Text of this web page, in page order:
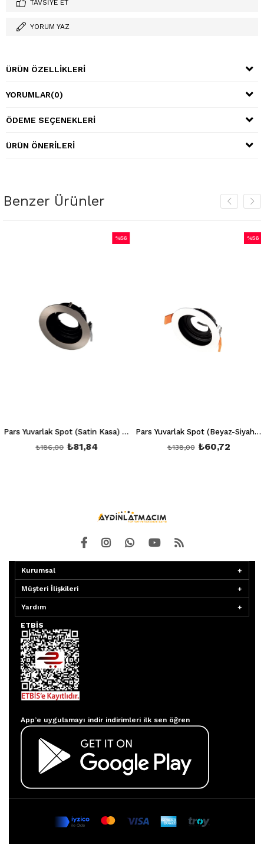
TAVSIYE ET
YORUM YAZ
ÜRÜN ÖZELLIKLERI
YORUMLAR(0)
ÖDEME SEÇENEKLERI
ÜRÜN ÖNERILERI
Benzer Ürünler
Pars Yuvarlak Spot (Satin Kasa) Ct 5220 (Ampul ve Duy Hariç)
₺81,84
₺186,00
%56
Pars Yuvarlak Spot (Beyaz-Siyah Kasa) Ct 5221 (Ampul ve Duy Hariç)
₺60,72
₺138,00
%56
Kurumsal
Müşteri İlişkileri
Yardım
ETBİS
App’e uygulamayı indir indirimleri ilk sen öğren